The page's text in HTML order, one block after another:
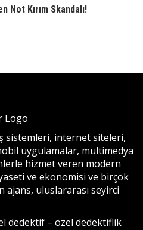
Not Kırım Skandalı!
sistemleri, internet siteleri,
uygulamalar, multimedya
hizmet veren modern
ve ekonomisi ve birçok
uluslararası seyirci
dedektif – özel dedektiflik